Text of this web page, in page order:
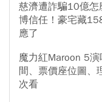
慈濟遭詐騙10億怎
博信任！豪宅藏
應了
魔力紅Maroon 5
間、票價座位圖、
次看